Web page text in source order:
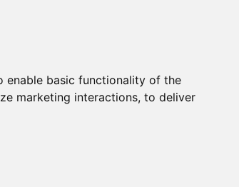
enable basic functionality of the
marketing interactions, to deliver